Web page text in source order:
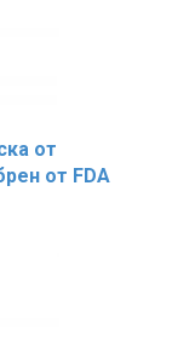
от
от FDA